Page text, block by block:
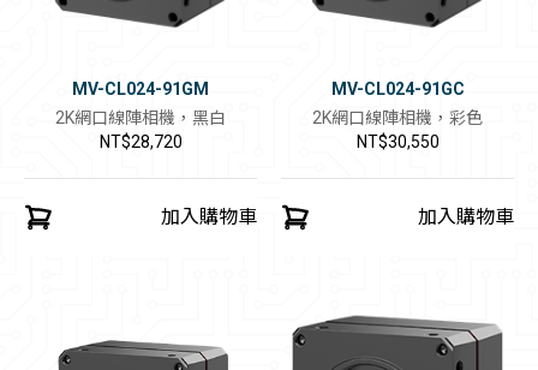
MV-CL024-91GM
2K網口線陣相機，黑白
NT$28,720
加入購物車
MV-CL024-91GC
2K網口線陣相機，彩色
NT$30,550
加入購物車